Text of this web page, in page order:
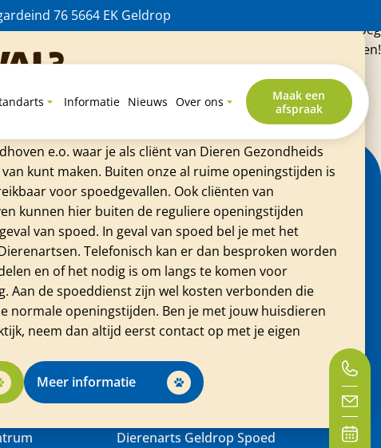
76 5664 EK Geldrop
Informatie Nieuws Over ons
Maak een
afspraak
zelfs achter de balie vandaan om even met de hond te
het consult wordt echt de tijd genomen waardoor er genoeg
Echt complimenten naar jullie Dierenziekenhuis Eindhoven!
en heb je direct een dierenarts nodig? Geen
hoor je altijd waar je terecht kunt. Ook
e.o. waar je als cliënt van Dieren Gezondheids
kunt maken. Buiten onze al ruime openingstijden is
voor spoedgevallen. Ook cliënten van
kunnen hier buiten de reguliere openingstijden
van spoed. In geval van spoed bel je met het
Telefonisch kan er dan besproken worden
en of het nodig is om langs te komen voor
Aan de spoeddienst zijn wel kosten verbonden die
normale openingstijden. Ben je met jouw huisdieren
neem dan altijd eerst contact op met je eigen
Meer informatie
Dierenarts Geldrop Spoed